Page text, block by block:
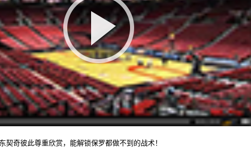
契奇彼此尊重欣赏，能解锁保罗都做不到的战术！